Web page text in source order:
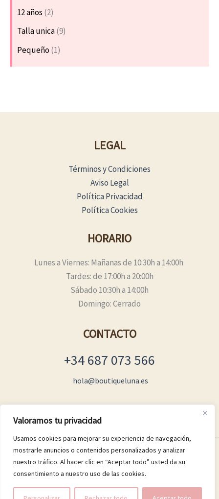
Valoramos tu privacidad
Usamos cookies para mejorar su experiencia de navegación,
mostrarle anuncios o contenidos personalizados y analizar
nuestro tráfico. Al hacer clic en “Aceptar todo” usted da su
consentimiento a nuestro uso de las cookies.
12 años (2)
Talla unica(9)
Pequeño(1)
LEGAL
Términos y Condiciones
Aviso Legal
Política Privacidad
Política Cookies
HORARIO
Lunes a Viernes: Mañanas de 10:30h a 14:00h
Tardes: de 17:00h a 20:00h
Sábado 10:30h a 14:00h
Domingo: Cerrado
CONTACTO
+34 687 073 566
hola@boutiqueluna.es
© 2026 Boutique Luna